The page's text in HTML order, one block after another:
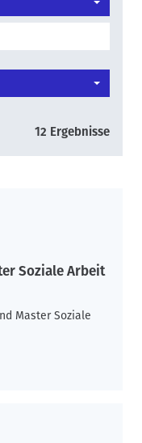
12 Ergebnisse
Soziale Arbeit
Master Soziale